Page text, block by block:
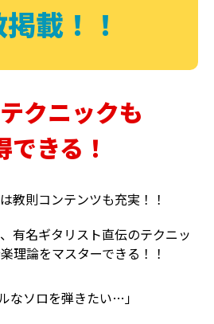
載！！
クニックも
できる！
教則コンテンツも充実！！
有名ギタリスト直伝のテクニッ
理論をマスターできる！！
なソロを弾きたい…」